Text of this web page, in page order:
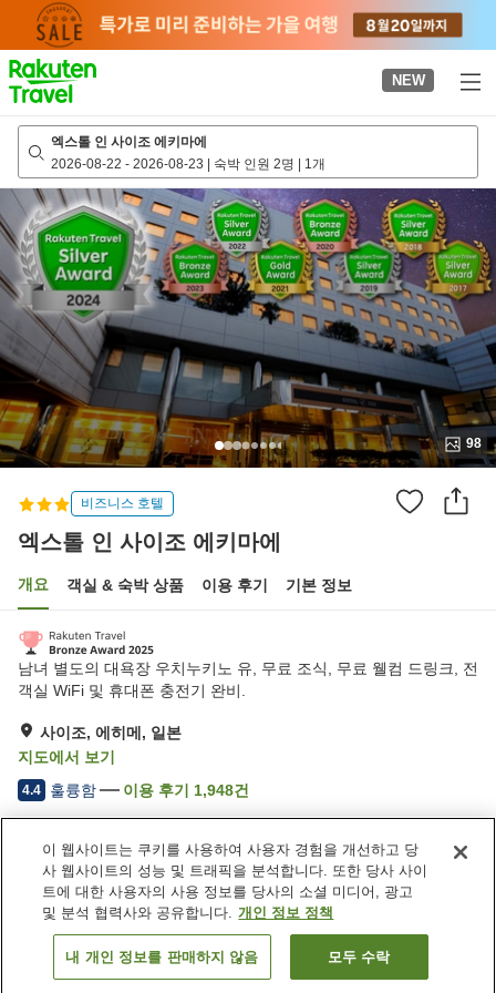
page
NEW
엑스톨 인 사이조 에키마에
2026-08-22 - 2026-08-23 | 숙박 인원 2명 | 1개
98
비즈니스 호텔
엑스톨 인 사이조 에키마에
개요 객실 & 숙박 상품 이용 후기 기본 정보
남녀 별도의 대욕장 우치누키노 유, 무료 조식, 무료 웰컴 드링크, 전
객실 WiFi 및 휴대폰 충전기 완비.
사이조, 에히메, 일본
지도에서 보기
4.4 훌륭함 이용 후기 1,948건
숙소 편의 시설/서비스
주차장
자동판매기
세탁 (무료)
대욕장
일본 에히메 사이조 엑스톨 인 사이조 에키마에
객실 보기
이 웹사이트는 쿠키를 사용하여 사용자 경험을 개선하고 당
사 웹사이트의 성능 및 트래픽을 분석합니다. 또한 당사 사이
트에 대한 사용자의 사용 정보를 당사의 소셜 미디어, 광고
및 분석 협력사와 공유합니다. 개인 정보 정책
내 개인 정보를 판매하지 않음 모두 수락